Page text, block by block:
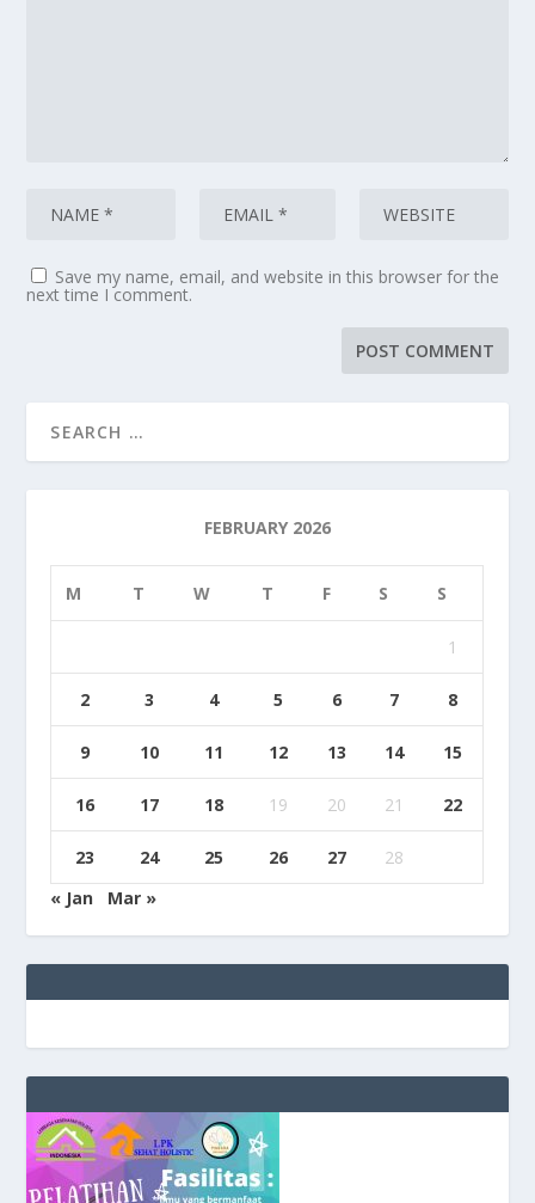
Save my name, email, and website in this browser for the
next time I comment.
FEBRUARY 2026
M T W T F S S
1
2 3 4 5 6 7 8
9 10 11 12 13 14 15
16 17 18 19 20 21 22
23 24 25 26 27
28
« Jan
Mar »
b
9
9
c